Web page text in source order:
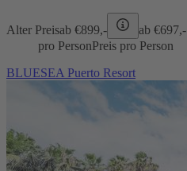
Alter Preisab €899,- ab €697,-
pro PersonPreis pro Person
BLUESEA Puerto Resort